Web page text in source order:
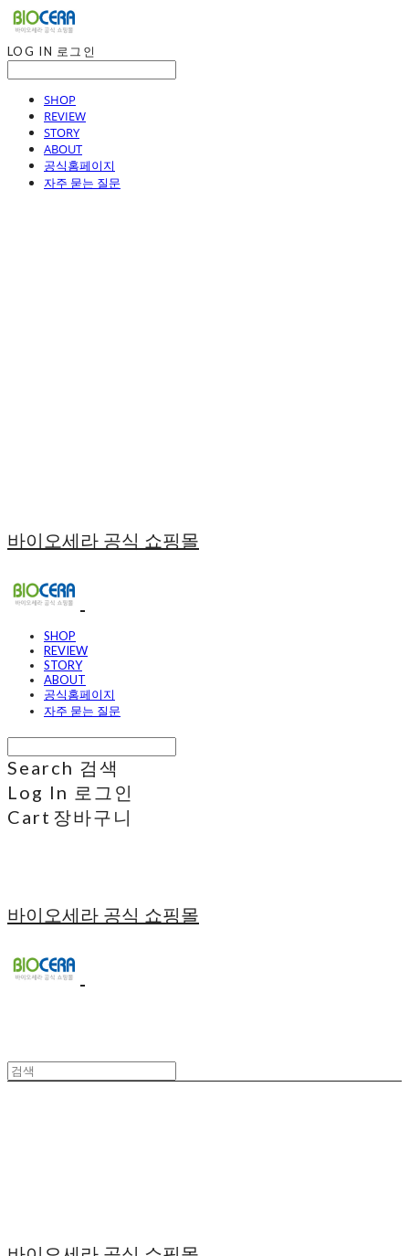
LOG IN 로그인
SHOP
REVIEW
STORY
ABOUT
공식홈페이지
자주 묻는 질문
바이오세라 공식 쇼핑몰
SHOP
REVIEW
STORY
ABOUT
공식홈페이지
자주 묻는 질문
Search 검색
Log In 로그인
Cart 장바구니
바이오세라 공식 쇼핑몰